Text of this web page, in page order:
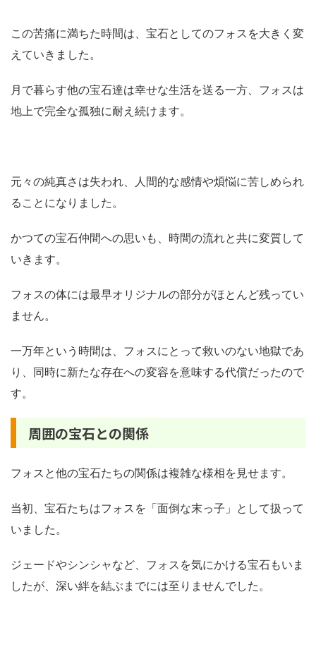
この苦痛に満ちた時間は、宝石としてのフォスを大きく変
えていきました。
月で暮らす他の宝石達は幸せな生活を送る一方、フォスは
地上で完全な孤独に耐え続けます。
元々の純真さは失われ、人間的な感情や煩悩に苦しめられ
ることになりました。
かつての宝石仲間への思いも、時間の流れと共に変質して
いきます。
フォスの体には最早オリジナルの部分がほとんど残ってい
ません。
一万年という時間は、フォスにとって救いのない地獄であ
り、同時に新たな存在への変容を意味する代償だったので
す。
周囲の宝石との関係
フォスと他の宝石たちの関係は複雑な様相を見せます。
当初、宝石たちはフォスを「面倒な末っ子」として扱って
いました。
ジェードやシンシャなど、フォスを気にかける宝石もいま
したが、深い絆を結ぶまでには至りませんでした。